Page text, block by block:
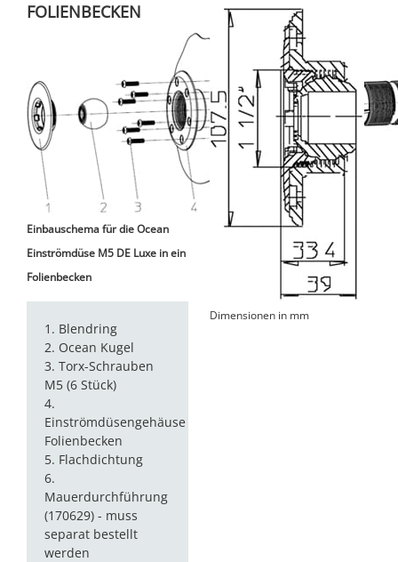
FOLIENBECKEN
Einbauschema für die Ocean
Einströmdüse M5 DE Luxe in ein
Folienbecken
1. Blendring
2. Ocean Kugel
3. Torx-Schrauben
M5 (6 Stück)
4.
Einströmdüsengehäuse
Folienbecken
5. Flachdichtung
6.
Mauerdurchführung
(170629) - muss
separat bestellt
werden
Dimensionen in mm